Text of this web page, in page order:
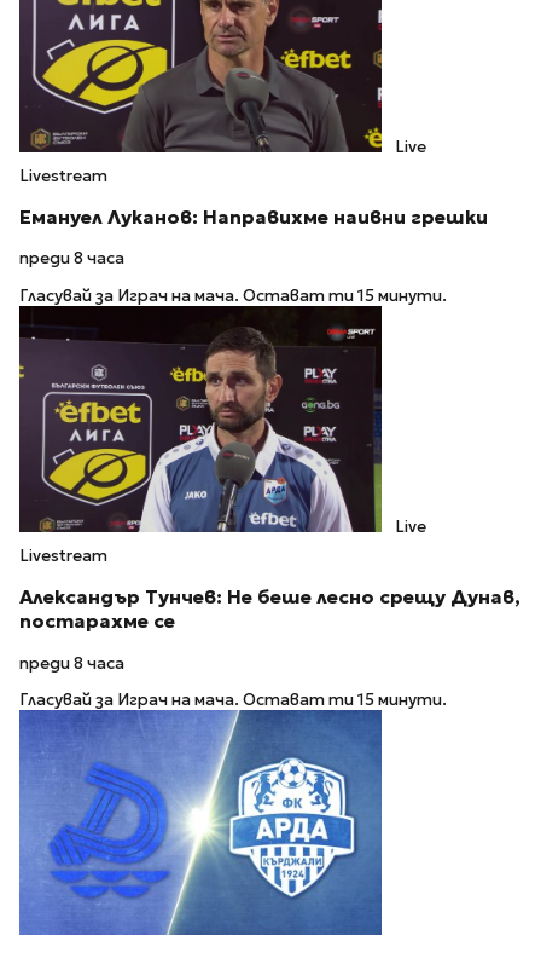
Live
Livestream
Емануел Луканов: Направихме наивни грешки
преди 8 часа
Гласувай за Играч на мача. Остават ти 15 минути.
Live
Livestream
Александър Тунчев: Не беше лесно срещу Дунав,
постарахме се
преди 8 часа
Гласувай за Играч на мача. Остават ти 15 минути.